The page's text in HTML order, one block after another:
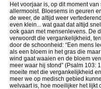
Het voorjaar is, op dit moment
allermooist. Bloesems in geuren
de weer, de altijd weer
even klein... wat gaat dat altijd
ook gaan met mensenlevens. De
verwoordt die vergankelijkheid,
door de schoonheid: “Een mens
als een bloem in het gras die
wind gaat waaien en de bloem
meer waar hij stond” (Psalm 103:
moeite met die vergankelijkheid
meer we op medisch gebied
welvaart is, hoe moeilijker het lijkt